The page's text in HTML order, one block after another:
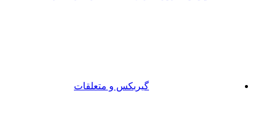
گیربکس و متعلقات